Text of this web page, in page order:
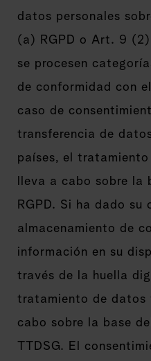
datos personales
(a) RGPD o Art. 9 (2)
se procesen
de conformidad con
caso de
transferencia de
países, el
lleva a cabo sobre
RGPD. Si ha dado su
almacenamiento de
información en su
través de la huella
tratamiento de datos
cabo sobre la base
TTDSG. El